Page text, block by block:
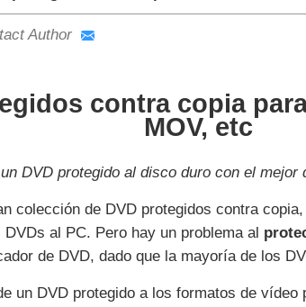
Author
contra copia para
MOV, etc
DVD protegido al disco duro con el mejor
colección de DVD protegidos contra
al PC. Pero hay un problema al
de DVD, dado que la mayoría de los
un DVD protegido a los formatos de